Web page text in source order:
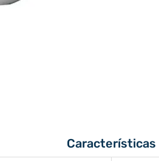
Características